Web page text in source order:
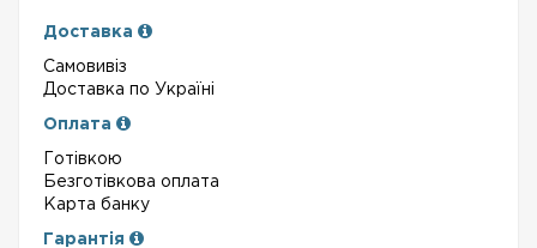
Доставка
Самовивіз
Доставка по Україні
Оплата
Готівкою
Безготівкова оплата
Карта банку
Гарантія